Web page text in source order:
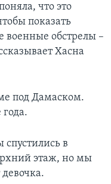
что это
показать
военные обстрелы –
Хасна
под Дамаском.
в
этаж, но мы